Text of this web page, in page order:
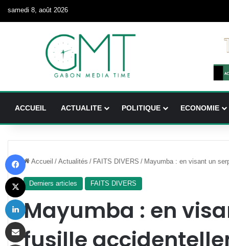
samedi 8, août 2026
ACCUEIL ACTUALITE POLITIQUE ECONOMIE
Accueil / Actualités / FAITS DIVERS / Mayumba : en visant un
Derniers articles FAITS DIVERS
Mayumba : en
fusille
X
Imprimer